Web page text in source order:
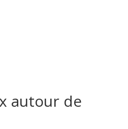
autour de